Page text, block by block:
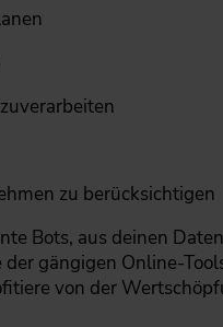
zu berücksichtigen
Bots, aus deinen
gängigen Online-
von der